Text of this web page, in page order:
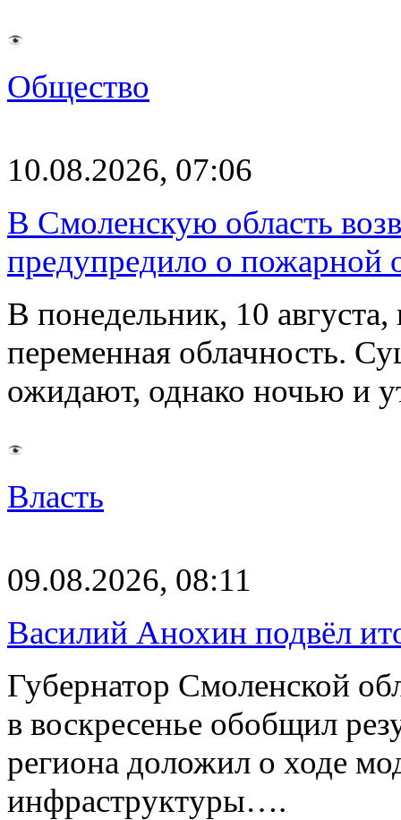
Общество
10.08.2026, 07:06
В Смоленскую область
предупредило о пожарной
В понедельник, 10
переменная облачность.
ожидают, однако ночью и
Власть
09.08.2026, 08:11
Василий Анохин подвёл
Губернатор Смоленской
в воскресенье обобщил
региона доложил о ходе
инфраструктуры….